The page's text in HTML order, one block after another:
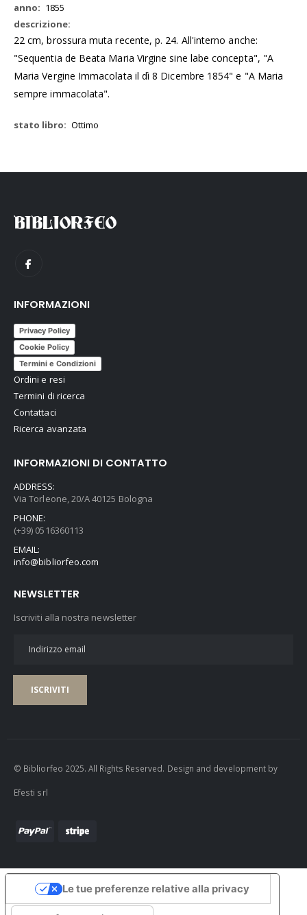
1855
22 cm, brossura muta recente, p. 24. All'interno anche:
"Sequentia de Beata Maria Virgine sine labe concepta", "A
Maria Vergine Immacolata il dì 8 Dicembre 1854" e "A Maria
sempre immacolata".
Ottimo
INFORMAZIONI
Privacy Policy
Cookie Policy
Termini e Condizioni
Ordini e resi
Termini di ricerca
Contattaci
Ricerca avanzata
INFORMAZIONI DI CONTATTO
ADDRESS:
Via Torleone, 20/A 40125 Bologna
PHONE:
(+39) 0516360113
EMAIL:
info@bibliorfeo.com
NEWSLETTER
Iscriviti alla nostra newsletter
ISCRIVITI
© Bibliorfeo 2025. All Rights Reserved. Design and development by
Efesti srl
Le tue preferenze relative alla privacy